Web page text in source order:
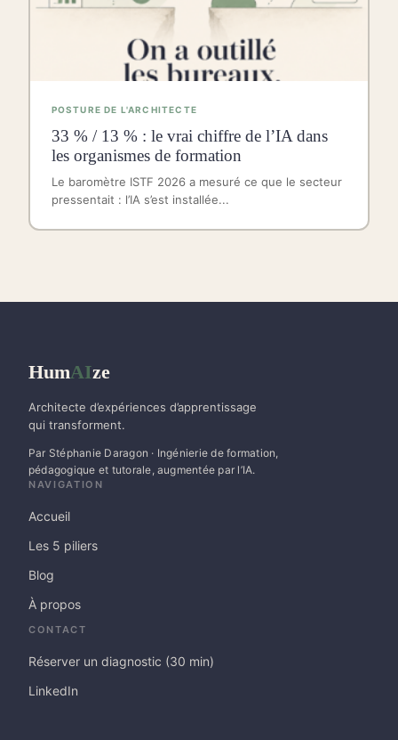
POSTURE DE L'ARCHITECTE
33 % / 13 % : le vrai chiffre de l’IA dans
les organismes de formation
Le baromètre ISTF 2026 a mesuré ce que le secteur
pressentait : l’IA s’est installée...
HumAIze
Architecte d’expériences d’apprentissage
qui transforment.
Par Stéphanie Daragon · Ingénierie de formation,
pédagogique et tutorale, augmentée par l’IA.
NAVIGATION
Accueil
Les 5 piliers
Blog
À propos
CONTACT
Réserver un diagnostic (30 min)
LinkedIn